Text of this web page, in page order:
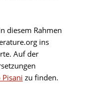
diesem Rahmen
ins
Auf der
zu finden.